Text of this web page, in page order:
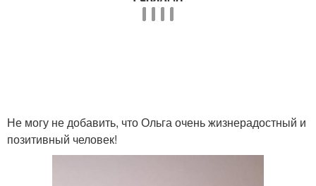
Не могу не добавить, что Ольга очень жизнерадостный и
позитивный человек!